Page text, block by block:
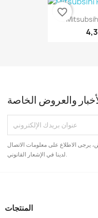
favorite_border
والعروض الخاصة
يرجى الاطلاع على معلومات الاتصال
لدينا في الإشعار القانوني.
المنتجات